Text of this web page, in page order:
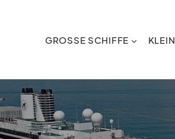
GROSSE SCHIFFE